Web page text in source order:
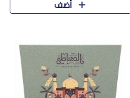
تشكيلة واسعة من الحلويات
أضف